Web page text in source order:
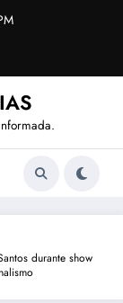
durante show